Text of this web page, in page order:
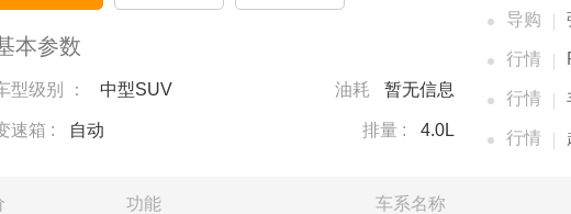
本参数
型级别 ： 中型SUV 油耗 暂无信息
速箱 : 自动 排量 : 4.0L
导购
行情
行情
行情
功能 车系名称